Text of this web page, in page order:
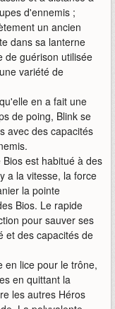
d'ennemis ;
un ancien
dans sa lanterne
de guérison utilisée
variété de
en a fait une
de poing, Blink se
avec des capacités
est habitué à des
a la vitesse, la force
la pointe
Bios. Le rapide
pour sauver ses
et des capacités de
en lice pour le trône,
en quittant la
les autres Héros